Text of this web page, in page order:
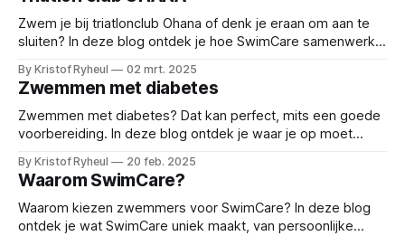
Zwem je bij triatlonclub Ohana of denk je eraan om aan te
sluiten? In deze blog ontdek je hoe SwimCare samenwerkt
techniektraining, testmomenten en persoonlijk advies.
By Kristof Ryheul 02 mrt. 2025
Zwemmen met diabetes
Zwemmen met diabetes? Dat kan perfect, mits een goede
voorbereiding. In deze blog ontdek je waar je op moet
veiligheid, voeding en bloedsuikerbeheer.
By Kristof Ryheul 20 feb. 2025
Waarom SwimCare?
Waarom kiezen zwemmers voor SwimCare? In deze blog
ontdek je wat SwimCare uniek maakt, van persoonlijke